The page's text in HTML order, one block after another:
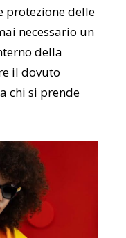
protezione delle
necessario un
della
il dovuto
chi si prende